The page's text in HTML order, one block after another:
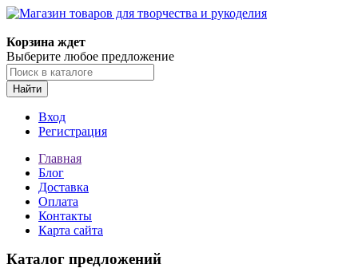
Корзина ждет
Выберите любое предложение
Найти
Вход
Регистрация
Главная
Блог
Доставка
Оплата
Контакты
Карта сайта
Каталог предложений